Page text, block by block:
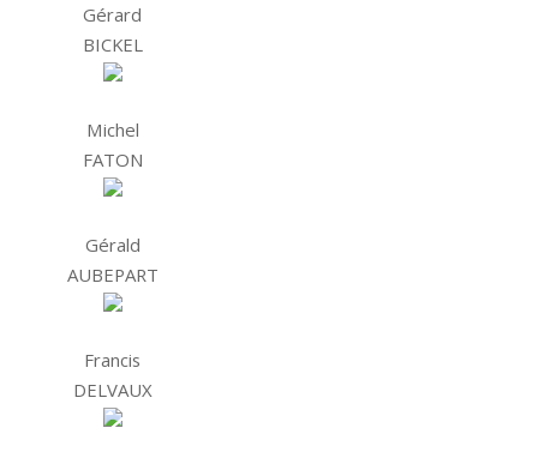
Gérard
BICKEL
Michel
FATON
Gérald
AUBEPART
Francis
DELVAUX